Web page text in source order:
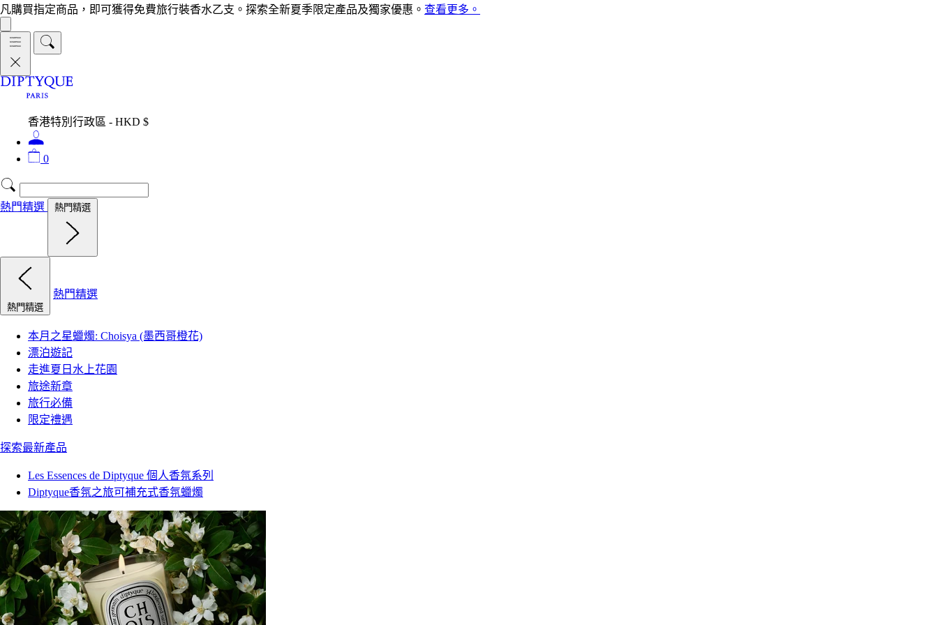
凡購買指定商品，即可獲得免費旅行裝香水乙支。探索全新夏季限定產品及獨家優惠。 查看更多。
香港特別行政區 - HKD $
0
熱門精選 熱門精選
熱門精選
熱門精選
本月之星蠟燭: Choisya (墨西哥橙花)
漂泊遊記
走進夏日水上花園
旅途新章
旅行必備
限定禮遇
探索最新產品
Les Essences de Diptyque 個人香氛系列
Diptyque香氛之旅可補充式香氛蠟燭